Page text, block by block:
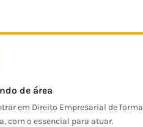
de área
em Direito Empresarial de forma
com o essencial para atuar.